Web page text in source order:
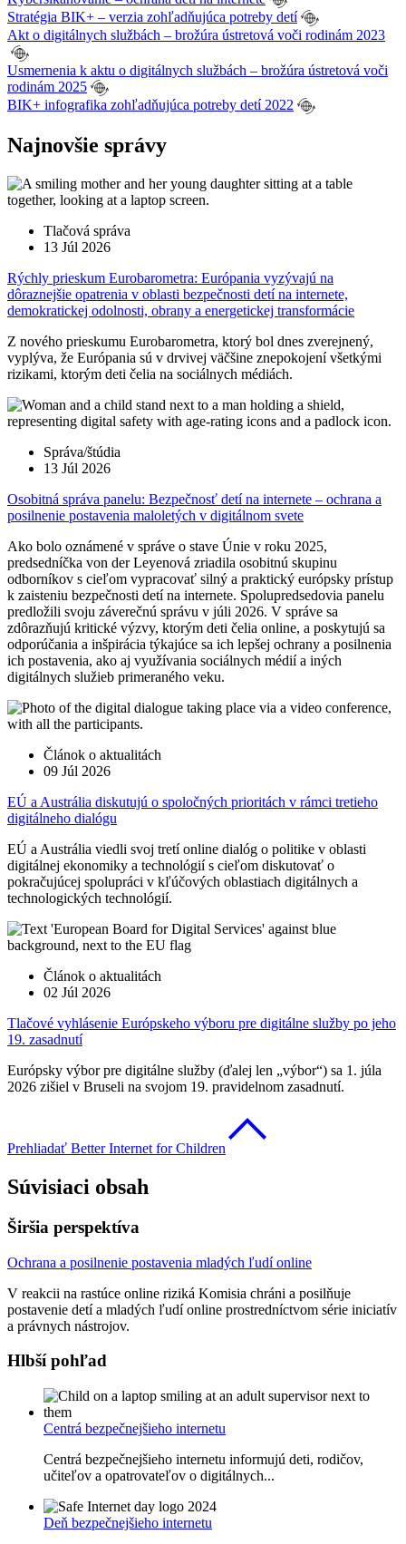
Stratégia BIK+ – verzia zohľadňujúca potreby detí
Akt o digitálnych službách – brožúra ústretová voči rodinám 2023
Usmernenia k aktu o digitálnych službách – brožúra ústretová voči
rodinám 2025
BIK+ infografika zohľadňujúca potreby detí 2022
Najnovšie správy
Tlačová správa
13 Júl 2026
Rýchly prieskum Eurobarometra: Európania vyzývajú na
dôraznejšie opatrenia v oblasti bezpečnosti detí na internete,
demokratickej odolnosti, obrany a energetickej transformácie
Z nového prieskumu Eurobarometra, ktorý bol dnes zverejnený,
vyplýva, že Európania sú v drvivej väčšine znepokojení všetkými
rizikami, ktorým deti čelia na sociálnych médiách.
Správa/štúdia
13 Júl 2026
Osobitná správa panelu: Bezpečnosť detí na internete – ochrana a
posilnenie postavenia maloletých v digitálnom svete
Ako bolo oznámené v správe o stave Únie v roku 2025,
predsedníčka von der Leyenová zriadila osobitnú skupinu
odborníkov s cieľom vypracovať silný a praktický európsky prístup
k zaisteniu bezpečnosti detí na internete. Spolupredsedovia panelu
predložili svoju záverečnú správu v júli 2026. V správe sa
zdôrazňujú kritické výzvy, ktorým deti čelia online, a poskytujú sa
odporúčania a inšpirácia týkajúce sa ich lepšej ochrany a posilnenia
ich postavenia, ako aj využívania sociálnych médií a iných
digitálnych služieb primeraného veku.
Článok o aktualitách
09 Júl 2026
EÚ a Austrália diskutujú o spoločných prioritách v rámci tretieho
digitálneho dialógu
EÚ a Austrália viedli svoj tretí online dialóg o politike v oblasti
digitálnej ekonomiky a technológií s cieľom diskutovať o
pokračujúcej spolupráci v kľúčových oblastiach digitálnych a
technologických technológií.
Článok o aktualitách
02 Júl 2026
Tlačové vyhlásenie Európskeho výboru pre digitálne služby po jeho
19. zasadnutí
Európsky výbor pre digitálne služby (ďalej len „výbor“) sa 1. júla
2026 zišiel v Bruseli na svojom 19. pravidelnom zasadnutí.
Prehliadať Better Internet for Children
Súvisiaci obsah
Širšia perspektíva
Ochrana a posilnenie postavenia mladých ľudí online
V reakcii na rastúce online riziká Komisia chráni a posilňuje
postavenie detí a mladých ľudí online prostredníctvom série iniciatív
a právnych nástrojov.
Hlbší pohľad
Centrá bezpečnejšieho internetu
Centrá bezpečnejšieho internetu informujú deti, rodičov,
učiteľov a opatrovateľov o digitálnych...
Deň bezpečnejšieho internetu